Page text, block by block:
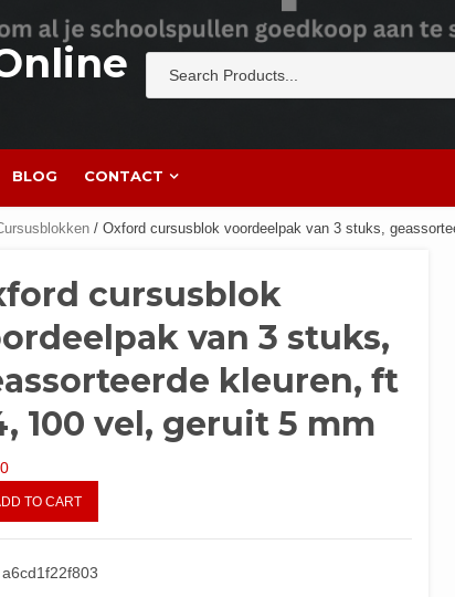
BLOG CONTACT
/ Oxford cursusblok voordeelpak van 3 stuks,
cursusblok
van 3 stuks,
kleuren, ft
100 vel, geruit 5 mm
TO CART
a6cd1f22f803